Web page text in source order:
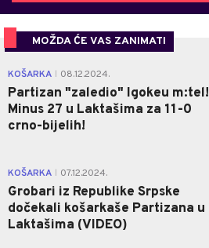
MOŽDA ĆE VAS ZANIMATI
KOŠARKA 08.12.2024.
Partizan "zaledio" Igokeu m:tel!
Minus 27 u Laktašima za 11-0
crno-bijelih!
KOŠARKA 07.12.2024.
Grobari iz Republike Srpske
dočekali košarkaše Partizana u
Laktašima (VIDEO)